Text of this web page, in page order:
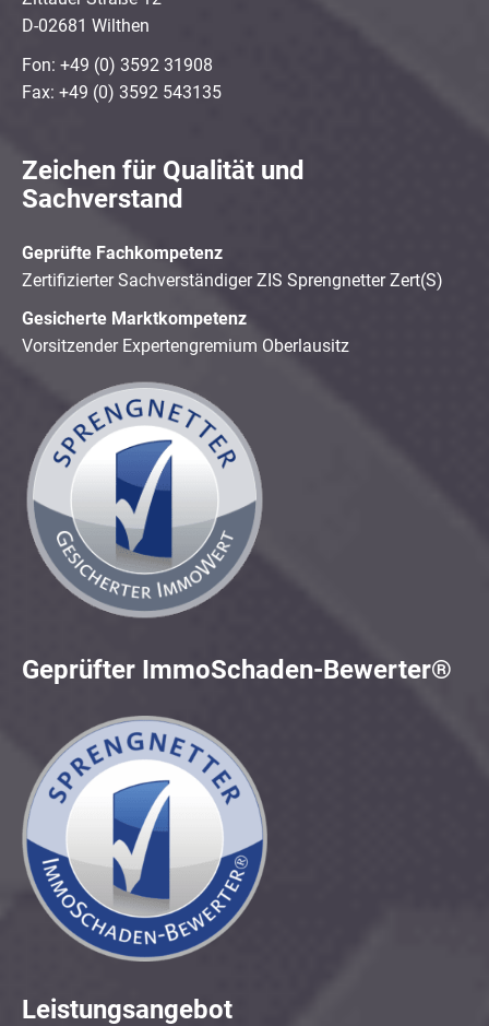
D-02681 Wilthen
Fon: +49 (0) 3592 31908
Fax: +49 (0) 3592 543135
Zeichen für Qualität und
Sachverstand
Geprüfte Fachkompetenz
Zertifizierter Sachverständiger ZIS Sprengnetter Zert(S)
Gesicherte Marktkompetenz
Vorsitzender Expertengremium Oberlausitz
Geprüfter ImmoSchaden-Bewerter®
Leistungsangebot